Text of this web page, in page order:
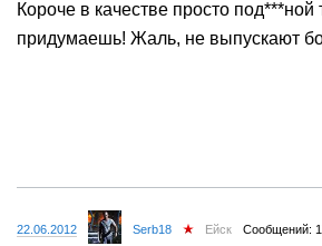
Короче в качестве просто под***ной
придумаешь! Жаль, не выпускают
22.06.2012 Serb18 Ейск Сообщений: